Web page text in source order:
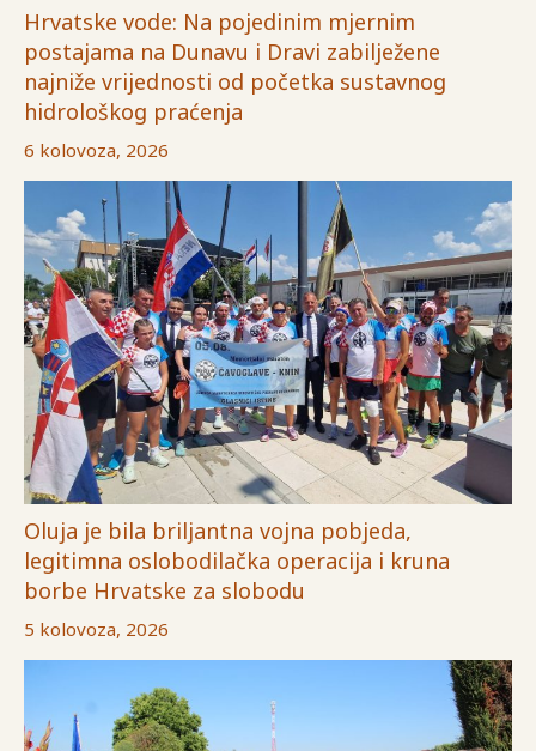
Hrvatske vode: Na pojedinim mjernim
postajama na Dunavu i Dravi zabilježene
najniže vrijednosti od početka sustavnog
hidrološkog praćenja
6 kolovoza, 2026
Oluja je bila briljantna vojna pobjeda,
legitimna oslobodilačka operacija i kruna
borbe Hrvatske za slobodu
5 kolovoza, 2026